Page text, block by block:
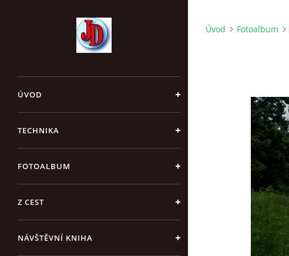
ÚVOD
TECHNIKA
FOTOALBUM
Z CEST
NÁVŠTĚVNÍ KNIHA
Úvod Fotoalbum